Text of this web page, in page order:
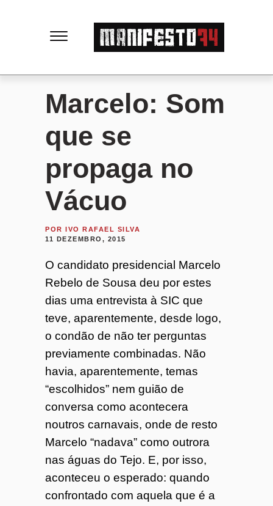
M
a
n
f
e
s
t
o
7
4
Marcelo: Som
que se
propaga no
Vácuo
POR IVO RAFAEL SILVA
11 DEZEMBRO, 2015
O candidato presidencial Marcelo
Rebelo de Sousa deu por estes
dias uma entrevista à SIC que
teve, aparentemente, desde logo,
o condão de não ter perguntas
previamente combinadas. Não
havia, aparentemente, temas
“escolhidos” nem guião de
conversa como acontecera
noutros carnavais, onde de resto
Marcelo “nadava” como outrora
nas águas do Tejo. E, por isso,
aconteceu o esperado: quando
confrontado com aquela que é a